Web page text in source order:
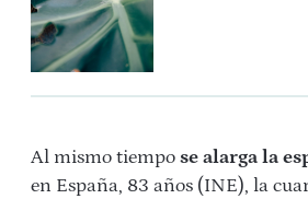
Al mismo tiempo se alarga la
en España, 83 años (INE), la